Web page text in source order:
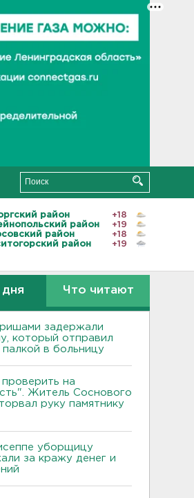
район
+18
район
+19
район
+18
район
+19
Что читают
задержали
который отправил
в больницу
на
Житель Соснового
руку памятнику
уборщицу
за кражу денег и